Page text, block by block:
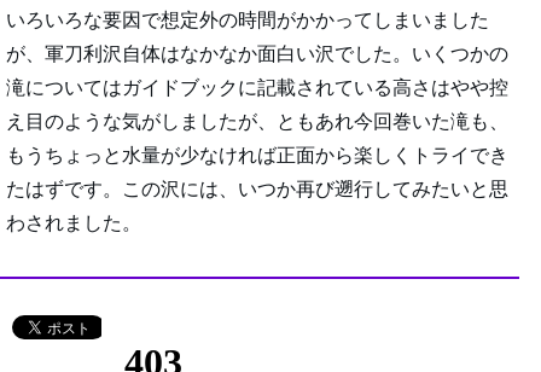
いろいろな要因で想定外の時間がかかってしまいました
が、軍刀利沢自体はなかなか面白い沢でした。いくつかの
滝についてはガイドブックに記載されている高さはやや控
え目のような気がしましたが、ともあれ今回巻いた滝も、
もうちょっと水量が少なければ正面から楽しくトライでき
たはずです。この沢には、いつか再び遡行してみたいと思
わされました。